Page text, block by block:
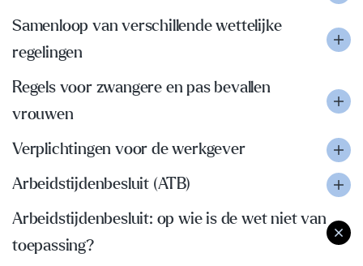
Samenloop van verschillende wettelijke
regelingen
Regels voor zwangere en pas bevallen
vrouwen
Verplichtingen voor de werkgever
Arbeidstijdenbesluit (ATB)
Arbeidstijdenbesluit: op wie is de wet niet van
toepassing?